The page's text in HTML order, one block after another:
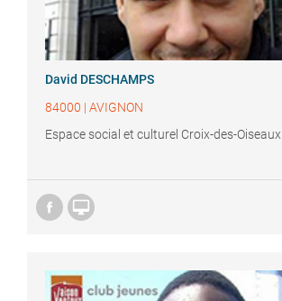
David DESCHAMPS
84000 | AVIGNON
Espace social et culturel Croix-des-Oiseaux
